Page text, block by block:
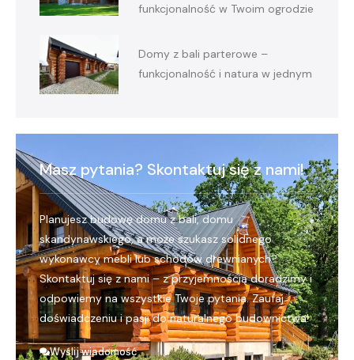
funkcjonalność w Twoim ogrodzie
Domy z bali parterowe –
funkcjonalność i natura w jednym
Masz pytania? Skontaktuj się z nami!
Planujesz budowę domu z bali, domu
skandynawskiego, a może szukasz solidnego
wykonawcy mebli lub schodów drewnianych?
Skontaktuj się z nami – z przyjemnością doradzimy i
odpowiemy na wszystkie Twoje pytania. Zaufaj
doświadczeniu i pasji do naturalnego budownictwa!
Wyślij wiadomość